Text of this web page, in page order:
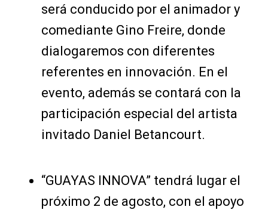
será conducido por el animador y
comediante Gino Freire, donde
dialogaremos con diferentes
referentes en innovación. En el
evento, además se contará con la
participación especial del artista
invitado Daniel Betancourt.
“GUAYAS INNOVA” tendrá lugar el
próximo 2 de agosto, con el apoyo